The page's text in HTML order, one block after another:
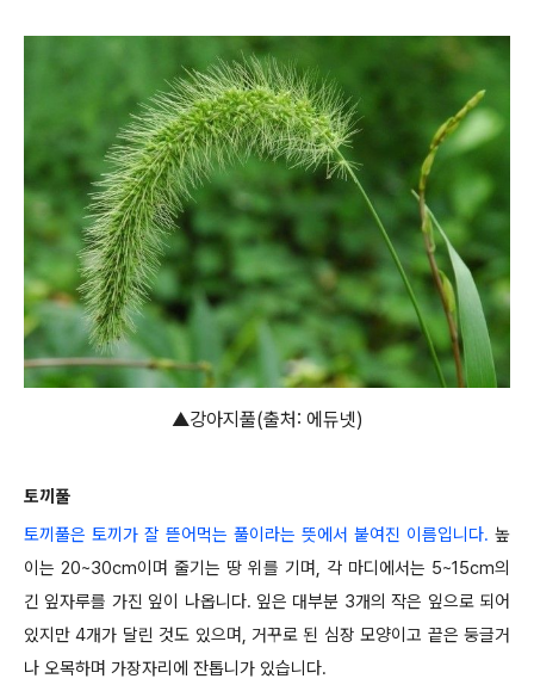
▲강아지풀(출처: 에듀넷)
토끼풀
토끼풀은 토끼가 잘 뜯어먹는 풀이라는 뜻에서 붙여진 이름입니다. 높
이는 20~30cm이며 줄기는 땅 위를 기며, 각 마디에서는 5~15cm의
긴 잎자루를 가진 잎이 나옵니다. 잎은 대부분 3개의 작은 잎으로 되어
있지만 4개가 달린 것도 있으며, 거꾸로 된 심장 모양이고 끝은 둥글거
나 오목하며 가장자리에 잔톱니가 있습니다.